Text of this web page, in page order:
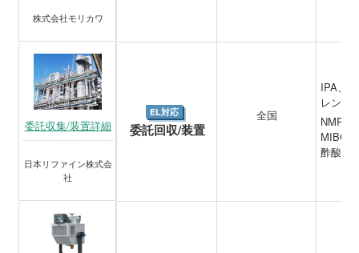
株式会社モリカワ
委託収集/装置詳細
日本リファイン株式会
社
EL対応
委託回収/装置
全国
IPA、
レン、
NMP、
MIBC
酢酸ブ